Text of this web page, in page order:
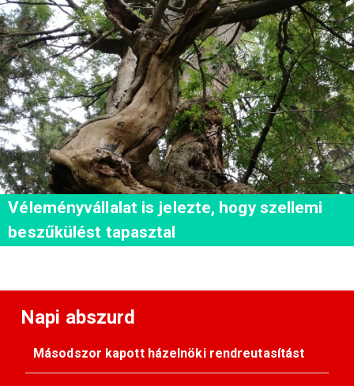
Véleményvállalat is jelezte, hogy szellemi
beszűkülést tapasztal
Napi abszurd
Másodszor kapott házelnöki rendreutasítást